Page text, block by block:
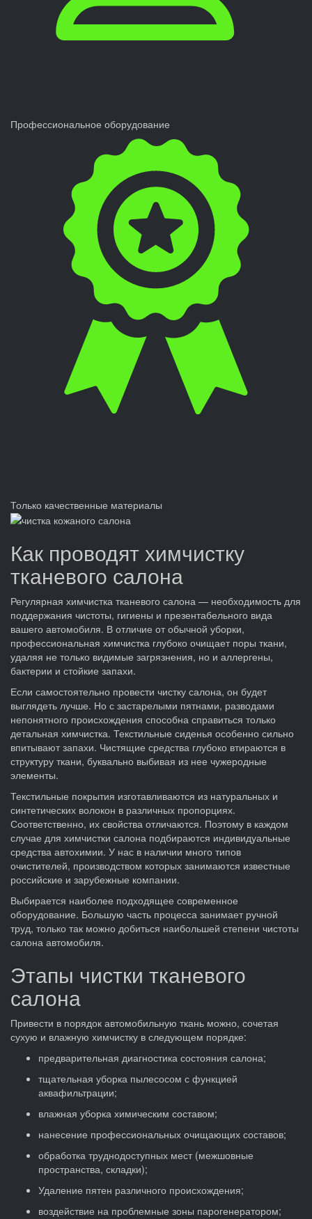
Профессиональное оборудование
Только качественные материалы
Как проводят химчистку
тканевого салона
Регулярная химчистка тканевого салона — необходимость для
поддержания чистоты, гигиены и презентабельного вида
вашего автомобиля. В отличие от обычной уборки,
профессиональная химчистка глубоко очищает поры ткани,
удаляя не только видимые загрязнения, но и аллергены,
бактерии и стойкие запахи.
Если самостоятельно провести чистку салона, он будет
выглядеть лучше. Но с застарелыми пятнами, разводами
непонятного происхождения способна справиться только
детальная химчистка. Текстильные сиденья особенно сильно
впитывают запахи. Чистящие средства глубоко втираются в
структуру ткани, буквально выбивая из нее чужеродные
элементы.
Текстильные покрытия изготавливаются из натуральных и
синтетических волокон в различных пропорциях.
Соответственно, их свойства отличаются. Поэтому в каждом
случае для химчистки салона подбираются индивидуальные
средства автохимии. У нас в наличии много типов
очистителей, производством которых занимаются известные
российские и зарубежные компании.
Выбирается наиболее подходящее современное
оборудование. Большую часть процесса занимает ручной
труд, только так можно добиться наибольшей степени чистоты
салона автомобиля.
Этапы чистки тканевого
салона
Привести в порядок автомобильную ткань можно, сочетая
сухую и влажную химчистку в следующем порядке:
предварительная диагностика состояния салона;
тщательная уборка пылесосом с функцией
аквафильтрации;
влажная уборка химическим составом;
нанесение профессиональных очищающих составов;
обработка труднодоступных мест (межшовные
пространства, складки);
Удаление пятен различного происхождения;
воздействие на проблемные зоны парогенератором;